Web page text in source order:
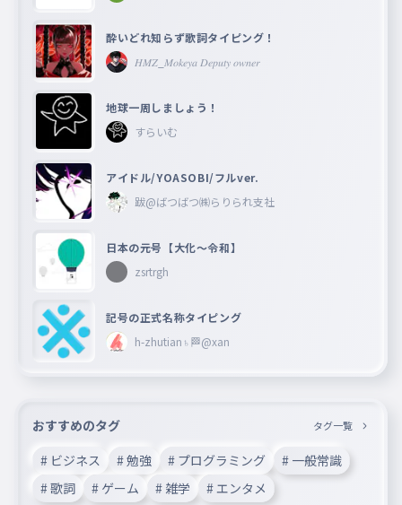
酔いどれ知らず歌詞タイピング！
𝐻𝑀𝑍_𝑀𝑜𝑘𝑒𝑦𝑎 𝐷𝑒𝑝𝑢𝑡𝑦 𝑜𝑤𝑛𝑒𝑟
地球一周しましょう！
すらいむ
アイドル/YOASOBI/フルver.
跋@ばつばつ㈱らりられ支社
日本の元号【大化〜令和】
zsrtrgh
記号の正式名称タイピング
h-zhutian♄🏁@xan
おすすめのタグ タグ一覧
# ビジネス # 勉強 # プログラミング
# 一般常識
# 歌詞
# ゲーム # 雑学 # エンタメ